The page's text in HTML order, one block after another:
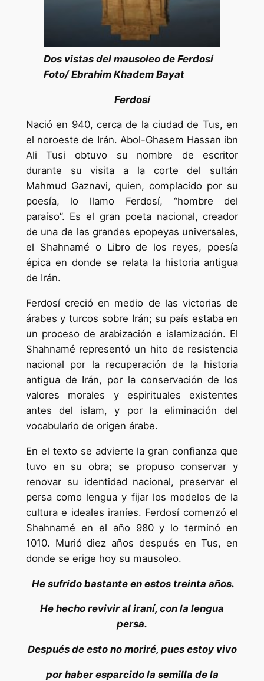
Dos vistas del mausoleo de Ferdosí
Foto/ Ebrahim Khadem Bayat
Ferdosí
Nació en 940, cerca de la ciudad de Tus, en
el noroeste de Irán. Abol-Ghasem Hassan ibn
Ali Tusi obtuvo su nombre de escritor
durante su visita a la corte del sultán
Mahmud Gaznavi, quien, complacido por su
poesía, lo llamo Ferdosí, “hombre del
paraíso”. Es el gran poeta nacional, creador
de una de las grandes epopeyas universales,
el Shahnamé o Libro de los reyes, poesía
épica en donde se relata la historia antigua
de Irán.
Ferdosí creció en medio de las victorias de
árabes y turcos sobre Irán; su país estaba en
un proceso de arabización e islamización. El
Shahnamé representó un hito de resistencia
nacional por la recuperación de la historia
antigua de Irán, por la conservación de los
valores morales y espirituales existentes
antes del islam, y por la eliminación del
vocabulario de origen árabe.
En el texto se advierte la gran confianza que
tuvo en su obra; se propuso conservar y
renovar su identidad nacional, preservar el
persa como lengua y fijar los modelos de la
cultura e ideales iraníes. Ferdosí comenzó el
Shahnamé en el año 980 y lo terminó en
1010. Murió diez años después en Tus, en
donde se erige hoy su mausoleo.
He sufrido bastante en estos treinta años.
He hecho revivir al iraní, con la lengua
persa.
Después de esto no moriré, pues estoy vivo
por haber esparcido la semilla de la